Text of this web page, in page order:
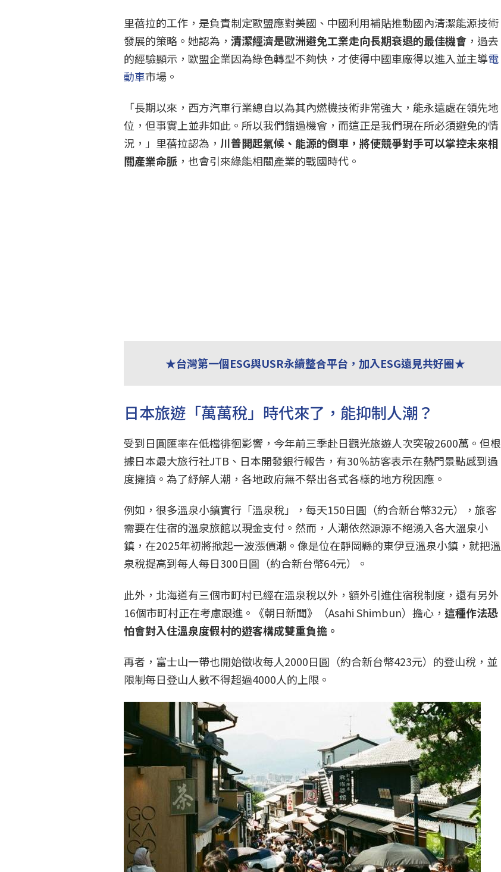
里蓓拉的工作，是負責制定歐盟應對美國、中國利用補貼推動國內清潔能源技術
發展的策略。她認為，清潔經濟是歐洲避免工業走向長期衰退的最佳機會 ，過去
的經驗顯示，歐盟企業因為綠色轉型不夠快，才使得中國車廠得以進入並主導電
動車市場。
「長期以來，西方汽車行業總自以為其內燃機技術非常強大，能永遠處在領先地
位，但事實上並非如此。所以我們錯過機會，而這正是我們現在所必須避免的情
況，」里蓓拉認為， 川普開起氣候、能源的倒車，將使競爭對手可以掌控未來相
關產業命脈 ，也會引來綠能相關產業的戰國時代。
★台灣第一個ESG與USR永續整合平台，加入ESG遠見共好圈★
日本旅遊「萬萬稅」時代來了，能抑制人潮？
受到日圓匯率在低檔徘徊影響，今年前三季赴日觀光旅遊人次突破2600萬。但根
據日本最大旅行社JTB、日本開發銀行報告，有30％訪客表示在熱門景點感到過
度擁擠。為了紓解人潮，各地政府無不祭出各式各樣的地方稅因應。
例如，很多溫泉小鎮實行「溫泉稅」，每天150日圓（約合新台幣32元），旅客
需要在住宿的溫泉旅館以現金支付。然而，人潮依然源源不絕湧入各大溫泉小
鎮，在2025年初將掀起一波漲價潮。像是位在靜岡縣的東伊豆溫泉小鎮，就把溫
泉稅提高到每人每日300日圓（約合新台幣64元）。
此外，北海道有三個市町村已經在溫泉稅以外，額外引進住宿稅制度，還有另外
16個市町村正在考慮跟進。《朝日新聞》（Asahi Shimbun）擔心，這種作法恐
怕會對入住溫泉度假村的遊客構成雙重負擔。
再者，富士山一帶也開始徵收每人2000日圓（約合新台幣423元）的登山稅，並
限制每日登山人數不得超過4000人的上限。